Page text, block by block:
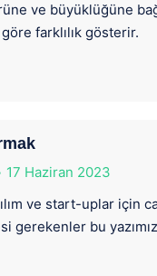
ve büyüklüğüne
farklılık gösterir.
17 Haziran 2023
ve start-uplar için
gerekenler bu